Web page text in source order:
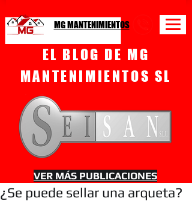
MG MANTENIMIENTOS
EL BLOG DE MG
MANTENIMIENTOS SL
VER MÁS PUBLICACIONES
¿Se puede sellar una arqueta?